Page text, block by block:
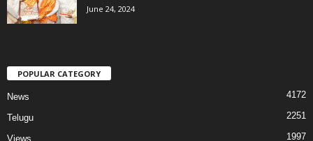
June 24, 2024
POPULAR CATEGORY
News 4172
Telugu 2251
Views 1997